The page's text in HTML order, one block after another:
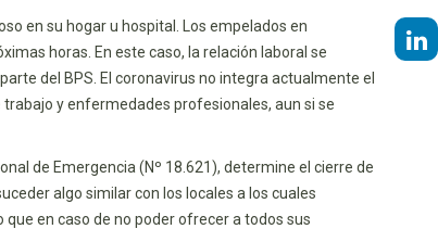
en su hogar u hospital. Los empelados en
horas. En este caso, la relación laboral se
del BPS. El coronavirus no integra actualmente el
y enfermedades profesionales, aun si se
de Emergencia (Nº 18.621), determine el cierre de
algo similar con los locales a los cuales
en caso de no poder ofrecer a todos sus